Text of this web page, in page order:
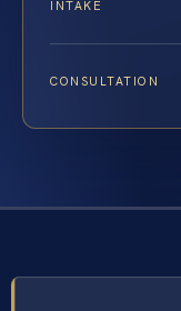
INTAKE
CONSULTATION